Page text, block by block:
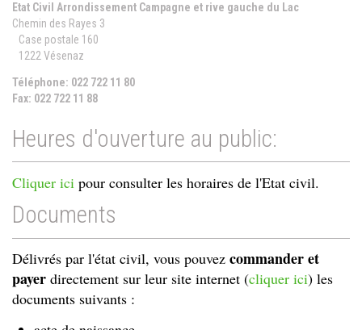
Etat Civil Arrondissement Campagne et rive gauche du Lac
Chemin des Rayes 3
Case postale 160
1222 Vésenaz
Téléphone: 022 722 11 80
Fax: 022 722 11 88
Heures d'ouverture au public:
Cliquer ici pour consulter les horaires de l'Etat civil.
Documents
Délivrés par l'état civil, vous pouvez commander et
payer directement sur leur site internet (cliquer ici) les
documents suivants :